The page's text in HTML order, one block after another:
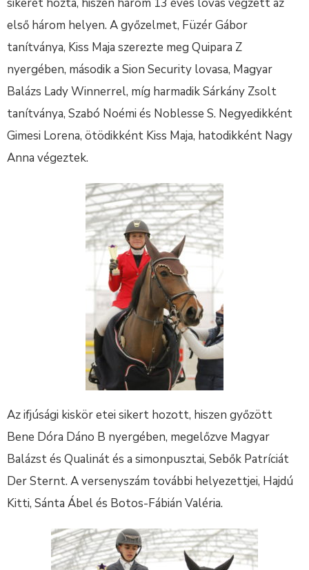
első három helyen. A győzelmet, Füzér Gábor
tanítványa, Kiss Maja szerezte meg Quipara Z
nyergében, második a Sion Security lovasa, Magyar
Balázs Lady Winnerrel, míg harmadik Sárkány Zsolt
tanítványa, Szabó Noémi és Noblesse S. Negyedikként
Gimesi Lorena, ötödikként Kiss Maja, hatodikként Nagy
Anna végeztek.
Az ifjúsági kiskör etei sikert hozott, hiszen győzött
Bene Dóra Dáno B nyergében, megelőzve Magyar
Balázst és Qualinát és a simonpusztai, Sebők Patríciát
Der Sternt. A versenyszám további helyezettjei, Hajdú
Kitti, Sánta Ábel és Botos-Fábián Valéria.